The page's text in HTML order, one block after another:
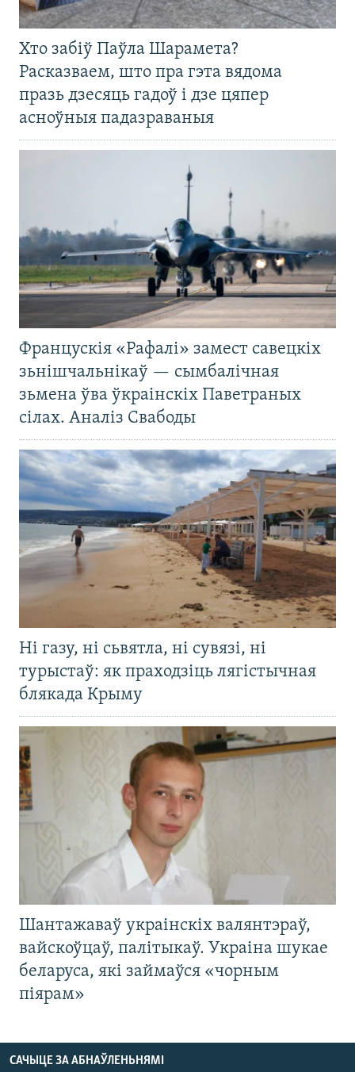
Хто забіў Паўла Шарамета?
Расказваем, што пра гэта вядома
празь дзесяць гадоў і дзе цяпер
асноўныя падазраваныя
Францускія «Рафалі» замест савецкіх
зьнішчальнікаў — сымбалічная
зьмена ўва ўкраінскіх Паветраных
сілах. Аналіз Свабоды
Ні газу, ні сьвятла, ні сувязі, ні
турыстаў: як праходзіць лягістычная
блякада Крыму
Шантажаваў украінскіх валянтэраў,
вайскоўцаў, палітыкаў. Украіна шукае
беларуса, які займаўся «чорным
піярам»
САЧЫЦЕ ЗА АБНАЎЛЕНЬНЯМІ